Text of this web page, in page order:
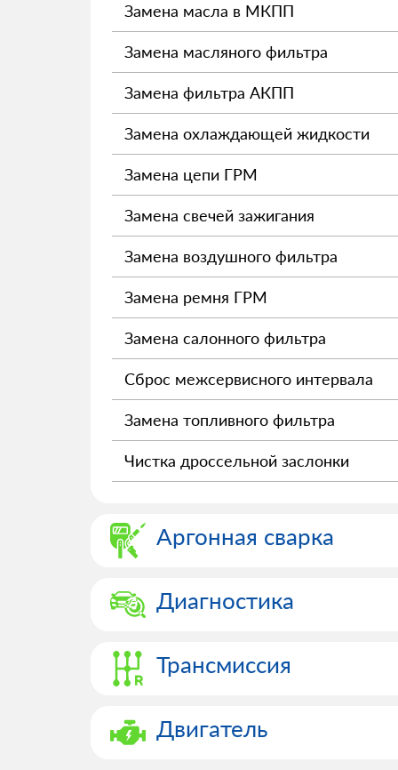
Замена масла в МКПП
Замена масляного фильтра
Замена фильтра АКПП
Замена охлаждающей жидкости
Замена цепи ГРМ
Замена свечей зажигания
Замена воздушного фильтра
Замена ремня ГРМ
Замена салонного фильтра
Сброс межсервисного интервала
Замена топливного фильтра
Чистка дроссельной заслонки
Аргонная сварка
Диагностика
Трансмиссия
Двигатель